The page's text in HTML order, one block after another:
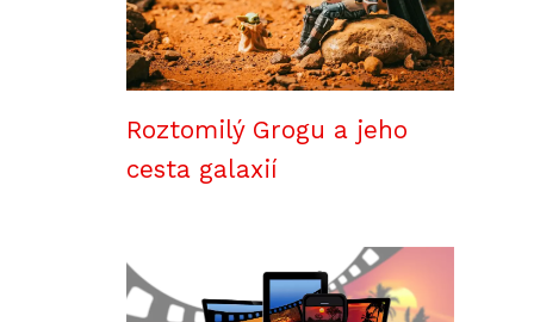
Roztomilý Grogu a jeho
cesta galaxií